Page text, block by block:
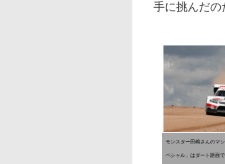
手に挑んだの
モンスター田嶋さんのマ
ペシャル」はダート路面